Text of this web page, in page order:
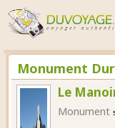
Monument
Le
Monument